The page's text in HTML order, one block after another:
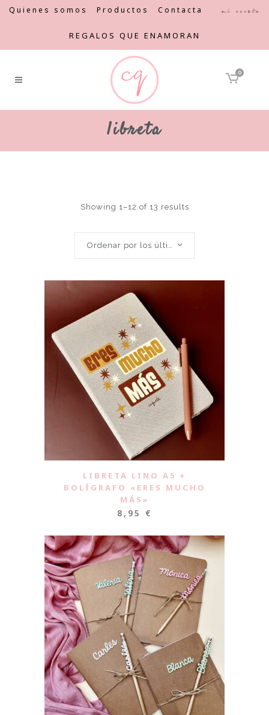
Quienes somos Productos Contacta Mi cuenta
REGALOS QUE ENAMORAN
0
libreta
Showing 1–12 of 13 results
Ordenar por los últimos
LIBRETA LINO A5 +
BOLÍGRAFO «ERES MUCHO
MÁS»
8,95 €